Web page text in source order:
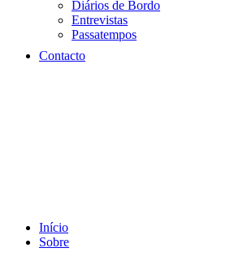
Diários de Bordo
Entrevistas
Passatempos
Contacto
Início
Sobre